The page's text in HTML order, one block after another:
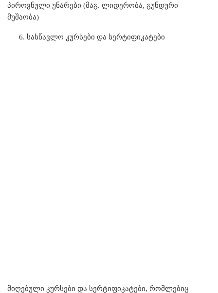
პიროვნული უნარები (მაგ. ლიდერობა, გუნდური
მუშაობა)
სასწავლო კურსები და სერტიფიკატები
მიღებული კურსები და სერტიფიკატები, რომლებიც